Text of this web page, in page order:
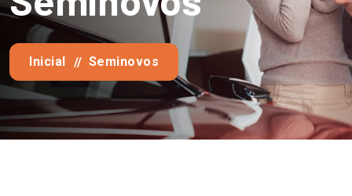
Inicial Seminovos